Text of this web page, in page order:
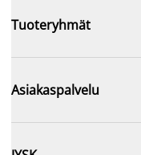
Tuoteryhmät
Asiakaspalvelu